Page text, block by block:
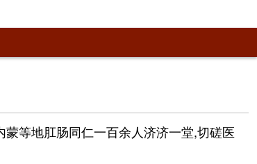
等地肛肠同仁一百余人济济一堂,切磋医